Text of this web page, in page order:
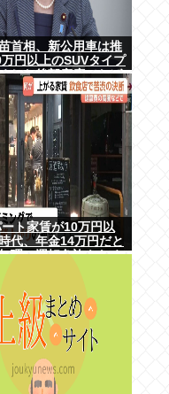
首相、新公用車は推
円以上のSUVタイプ
した後部座席でたば
のが至福の時間か ど
びる乗車時間
ト家賃が10万円以
代、年金14万円だと
理、運転免許もなく